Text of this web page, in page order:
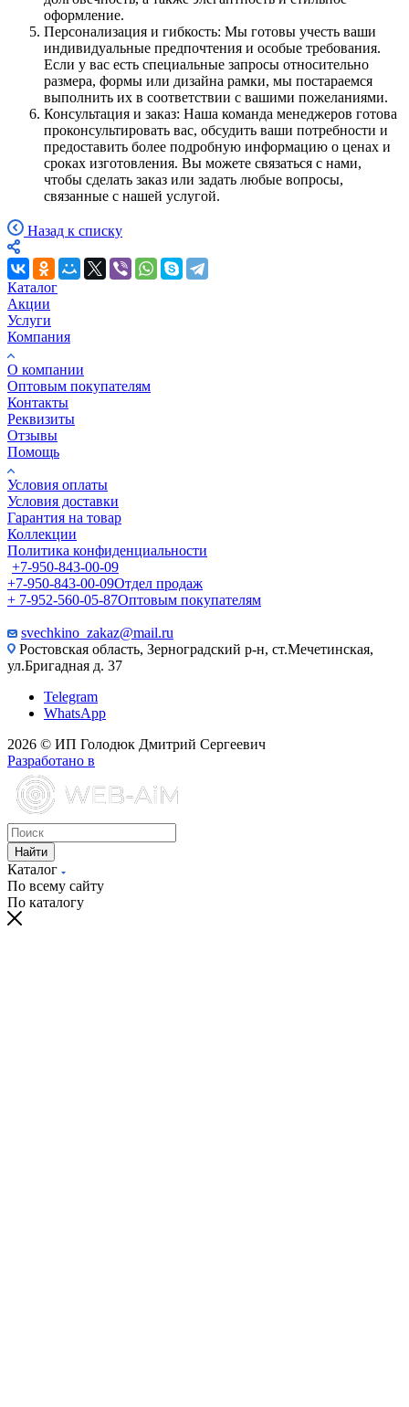
оформление.
Персонализация и гибкость: Мы готовы учесть ваши
индивидуальные предпочтения и особые требования.
Если у вас есть специальные запросы относительно
размера, формы или дизайна рамки, мы постараемся
выполнить их в соответствии с вашими пожеланиями.
Консультация и заказ: Наша команда менеджеров готова
проконсультировать вас, обсудить ваши потребности и
предоставить более подробную информацию о ценах и
сроках изготовления. Вы можете связаться с нами,
чтобы сделать заказ или задать любые вопросы,
связанные с нашей услугой.
Назад к списку
Каталог
Акции
Услуги
Компания
О компании
Оптовым покупателям
Контакты
Реквизиты
Отзывы
Помощь
Условия оплаты
Условия доставки
Гарантия на товар
Коллекции
Политика конфиденциальности
+7-950-843-00-09
+7-950-843-00-09Отдел продаж
+ 7-952-560-05-87Оптовым покупателям
svechkino_zakaz@mail.ru
Ростовская область, Зерноградский р-н, ст.Мечетинская,
ул.Бригадная д. 37
Telegram
WhatsApp
2026 © ИП Голодюк Дмитрий Сергеевич
Разработано в
Найти
Каталог
По всему сайту
По каталогу